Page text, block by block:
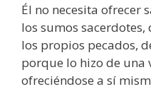
Él no necesita ofrecer
los sumos
los propios pecados,
porque lo hizo de una
ofreciéndose a sí